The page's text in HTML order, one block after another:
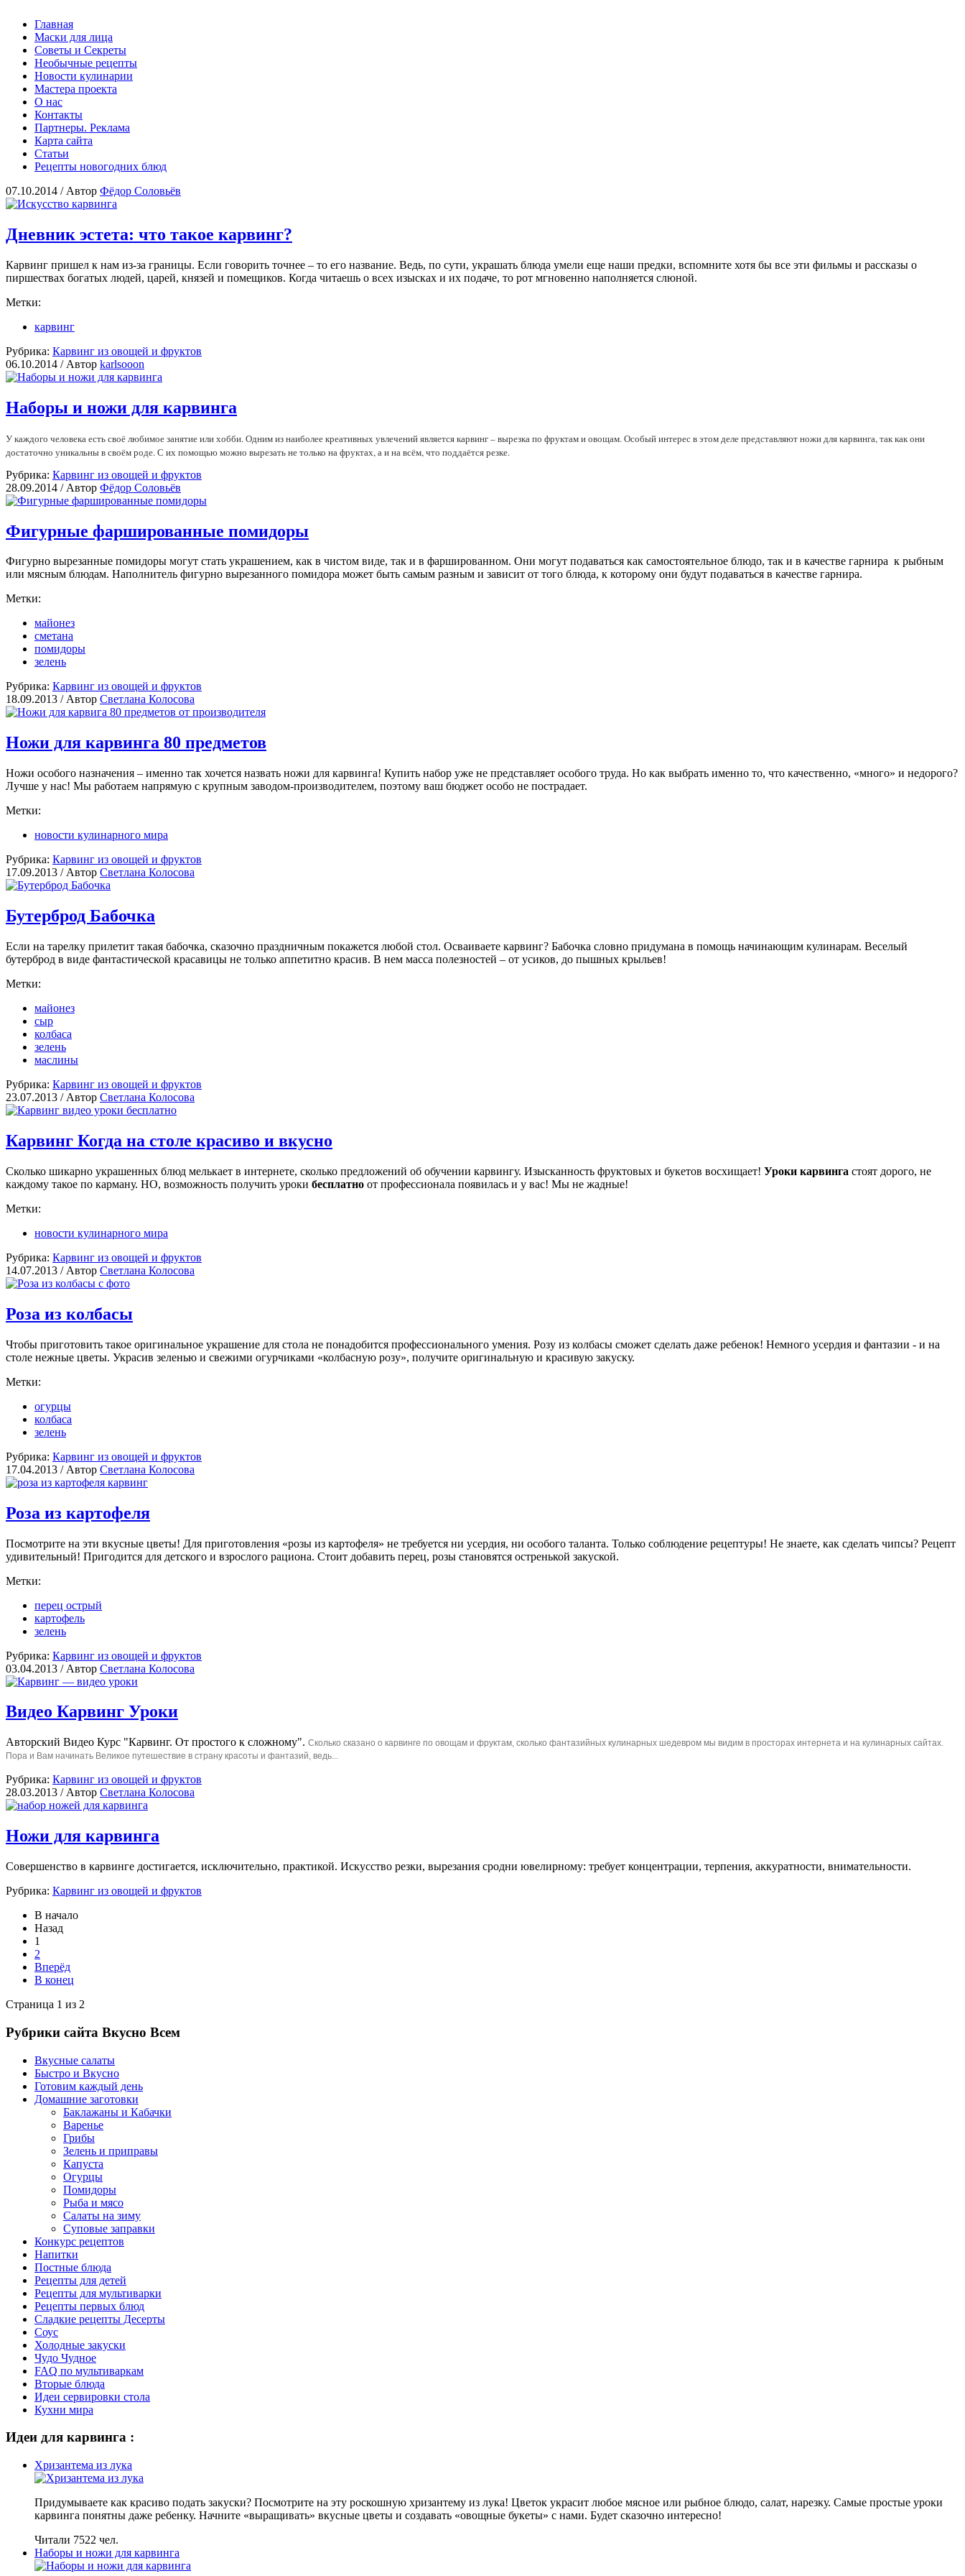
Главная
Маски для лица
Советы и Секреты
Необычные рецепты
Новости кулинарии
Мастера проекта
О нас
Контакты
Партнеры. Реклама
Карта сайта
Статьи
Рецепты новогодних блюд
07.10.2014 / Автор Фёдор Соловьёв
Дневник эстета: что такое карвинг?
Карвинг пришел к нам из-за границы. Если говорить точнее – то его название. Ведь, по сути, украшать блюда умели еще наши предки, вспомните хотя бы все эти фильмы и рассказы о
пиршествах богатых людей, царей, князей и помещиков. Когда читаешь о всех изысках и их подаче, то рот мгновенно наполняется слюной.
Метки:
карвинг
Рубрика: Карвинг из овощей и фруктов
06.10.2014 / Автор karlsooon
Наборы и ножи для карвинга
У каждого человека есть своё любимое занятие или хобби. Одним из наиболее креативных увлечений является карвинг – вырезка по фруктам и овощам. Особый интерес в этом деле представляют ножи для карвинга, так как они
достаточно уникальны в своём роде. С их помощью можно вырезать не только на фруктах, а и на всём, что поддаётся резке.
Рубрика: Карвинг из овощей и фруктов
28.09.2014 / Автор Фёдор Соловьёв
Фигурные фаршированные помидоры
Фигурно вырезанные помидоры могут стать украшением, как в чистом виде, так и в фаршированном. Они могут подаваться как самостоятельное блюдо, так и в качестве гарнира к рыбным
или мясным блюдам. Наполнитель фигурно вырезанного помидора может быть самым разным и зависит от того блюда, к которому они будут подаваться в качестве гарнира.
Метки:
майонез
сметана
помидоры
зелень
Рубрика: Карвинг из овощей и фруктов
18.09.2013 /Автор Светлана Колосова
Ножи для карвинга 80 предметов
Ножи особого назначения – именно так хочется назвать ножи для карвинга! Купить набор уже не представляет особого труда. Но как выбрать именно то, что качественно, «много» и недорого?
Лучше у нас! Мы работаем напрямую с крупным заводом-производителем, поэтому ваш бюджет особо не пострадает.
Метки:
новости кулинарного мира
Рубрика: Карвинг из овощей и фруктов
17.09.2013 / Автор Светлана Колосова
Бутерброд Бабочка
Если на тарелку прилетит такая бабочка, сказочно праздничным покажется любой стол. Осваиваете карвинг? Бабочка словно придумана в помощь начинающим кулинарам. Веселый
бутерброд в виде фантастической красавицы не только аппетитно красив. В нем масса полезностей – от усиков, до пышных крыльев!
Метки:
майонез
сыр
колбаса
зелень
маслины
Рубрика: Карвинг из овощей и фруктов
23.07.2013 / Автор Светлана Колосова
Карвинг Когда на столе красиво и вкусно
Сколько шикарно украшенных блюд мелькает в интернете, сколько предложений об обучении карвингу. Изысканность фруктовых и букетов восхищает! Уроки карвинга стоят дорого, не
каждому такое по карману. НО, возможность получить уроки бесплатно от профессионала появилась и у вас! Мы не жадные!
Метки:
новости кулинарного мира
Рубрика: Карвинг из овощей и фруктов
14.07.2013 / Автор Светлана Колосова
Роза из колбасы
Чтобы приготовить такое оригинальное украшение для стола не понадобится профессионального умения. Розу из колбасы сможет сделать даже ребенок! Немного усердия и фантазии - и на
столе нежные цветы. Украсив зеленью и свежими огурчиками «колбасную розу», получите оригинальную и красивую закуску.
Метки:
огурцы
колбаса
зелень
Рубрика: Карвинг из овощей и фруктов
17.04.2013 / Автор Светлана Колосова
Роза из картофеля
Посмотрите на эти вкусные цветы! Для приготовления «розы из картофеля» не требуется ни усердия, ни особого таланта. Только соблюдение рецептуры! Не знаете, как сделать чипсы? Рецепт
удивительный! Пригодится для детского и взрослого рациона. Стоит добавить перец, розы становятся остренькой закуской.
Метки:
перец острый
картофель
зелень
Рубрика: Карвинг из овощей и фруктов
03.04.2013 / Автор Светлана Колосова
Видео Карвинг Уроки
Авторский Видео Курс "Карвинг. От простого к сложному". Сколько сказано о карвинге по овощам и фруктам, сколько фантазийных кулинарных шедевром мы видим в просторах интернета и на кулинарных сайтах.
Пора и Вам начинать Великое путешествие в страну красоты и фантазий, ведь...
Рубрика: Карвинг из овощей и фруктов
28.03.2013 / Автор Светлана Колосова
Ножи для карвинга
Совершенство в карвинге достигается, исключительно, практикой. Искусство резки, вырезания сродни ювелирному: требует концентрации, терпения, аккуратности, внимательности.
Рубрика: Карвинг из овощей и фруктов
В начало
Назад
1
2
Вперёд
В конец
Страница 1 из 2
Рубрики сайта Вкусно Всем
Вкусные салаты
Быстро и Вкусно
Готовим каждый день
Домашние заготовки
Баклажаны и Кабачки
Варенье
Грибы
Зелень и приправы
Капуста
Огурцы
Помидоры
Рыба и мясо
Салаты на зиму
Суповые заправки
Конкурс рецептов
Напитки
Постные блюда
Рецепты для детей
Рецепты для мультиварки
Рецепты первых блюд
Сладкие рецепты Десерты
Соус
Холодные закуски
Чудо Чудное
FAQ по мультиваркам
Вторые блюда
Идеи сервировки стола
Кухни мира
Идеи для карвинга :
Хризантема из лука
Придумываете как красиво подать закуски? Посмотрите на эту роскошную хризантему из лука! Цветок украсит любое мясное или рыбное блюдо, салат, нарезку. Самые простые уроки
карвинга понятны даже ребенку. Начните «выращивать» вкусные цветы и создавать «овощные букеты» с нами. Будет сказочно интересно!
Читали 7522 чел.
Наборы и ножи для карвинга